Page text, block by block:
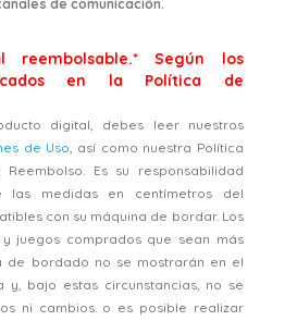
de comunicación.
reembolsable.* Según los
en la Política de
digital, debes leer nuestros
de Uso, así como nuestra Política
Es su responsabilidad
las medidas en centímetros del
con su máquina de bordar. Los
juegos comprados que sean más
de bordado no se mostrarán en el
y, bajo estas circunstancias, no se
ni cambios. o es posible realizar